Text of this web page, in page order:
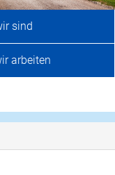
sind
arbeiten